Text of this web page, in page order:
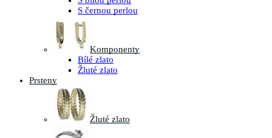
S černou perlou
Komponenty
Bílé zlato
Žluté zlato
Prsteny
Žluté zlato